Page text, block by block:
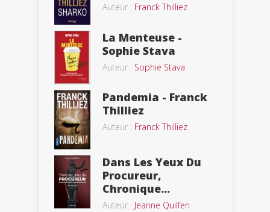
Auteur : Franck Thilliez
La Menteuse -
Sophie Stava
Auteur : Sophie Stava
Pandemia - Franck
Thilliez
Auteur : Franck Thilliez
Dans Les Yeux Du
Procureur,
Chronique...
Auteur : Jeanne Quilfen